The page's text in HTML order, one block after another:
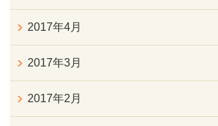
2017年4月
2017年3月
2017年2月